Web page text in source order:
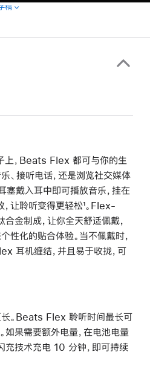
稿
上，Beats Flex 都可与你的生
、接听电话，还是浏览社交媒体
塞戴入耳中即可播放音乐，挂在
让聆听变得更轻松¹。Flex-
金制成，让你全天舒适佩戴，
性化的贴合体验。当不佩戴时，
耳机缠结，并且易于收拢，可
长。Beats Flex 聆听时间最长可
如果需要额外电量，在电池电量
技术充电 10 分钟，即可持续